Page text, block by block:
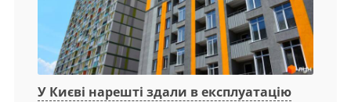
У Києві нарешті здали в експлуатацію